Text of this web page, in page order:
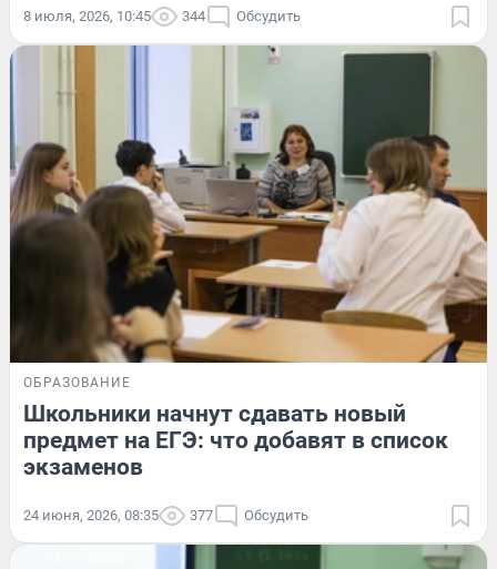
8 июля, 2026, 10:45 344 Обсудить
ОБРАЗОВАНИЕ
Школьники начнут сдавать новый
предмет на ЕГЭ: что добавят в список
экзаменов
24 июня, 2026, 08:35 377 Обсудить